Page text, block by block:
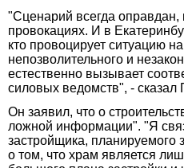
"Сценарий всегда оправдан,
провокациях. И в
кто провоцирует ситуацию
непозволительного и
естественно вызывает
силовых ведомств", - сказал
Он заявил, что о
ложной информации". "Я
застройщика,
о том, что храм является